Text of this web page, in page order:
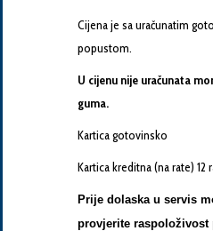
Cijena je sa uračunatim
popustom.
U cijenu nije uračunata
guma.
Kartica
Kartica kreditna (na rate) 12
Prije dolaska u servis
provjerite raspoloživost